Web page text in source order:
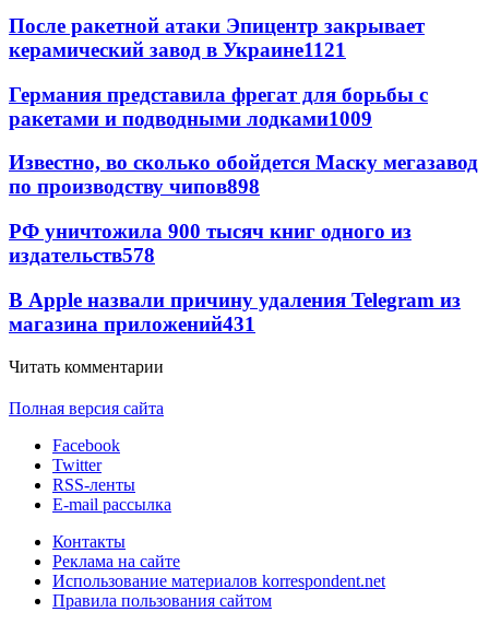
После ракетной атаки Эпицентр закрывает
керамический завод в Украине1121
Германия представила фрегат для борьбы с
ракетами и подводными лодками1009
Известно, во сколько обойдется Маску мегазавод
по производству чипов898
РФ уничтожила 900 тысяч книг одного из
издательств578
В Apple назвали причину удаления Telegram из
магазина приложений431
Читать комментарии
Полная версия сайта
Facebook
Twitter
RSS-ленты
E-mail рассылка
Контакты
Реклама на сайте
Использование материалов korrespondent.net
Правила пользования сайтом